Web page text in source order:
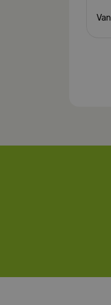
Vanaf